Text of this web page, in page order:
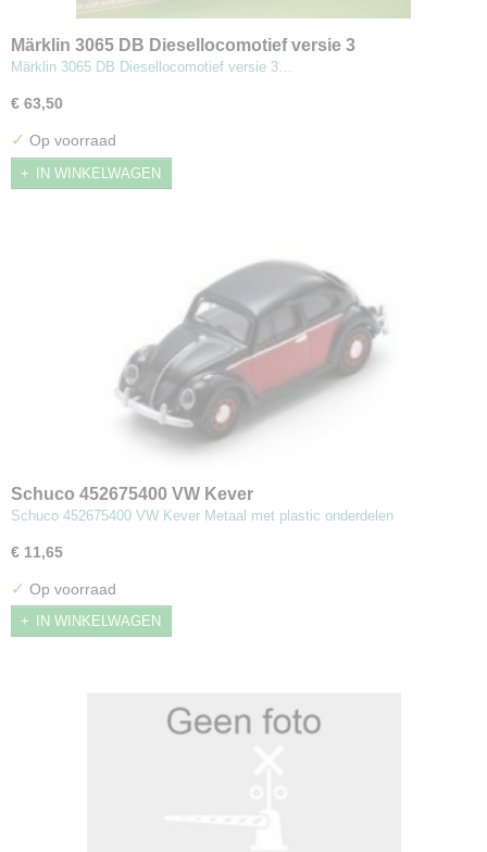
Märklin 3065 DB Diesellocomotief versie 3
Märklin 3065 DB Diesellocomotief versie 3…
€ 63,50
✓ Op voorraad
IN WINKELWAGEN
Schuco 452675400 VW Kever
Schuco 452675400 VW Kever Metaal met plastic onderdelen
€ 11,65
✓ Op voorraad
IN WINKELWAGEN